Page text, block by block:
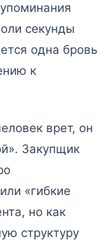
секунды
одна бровь
к
врет, он
Закупщик
«гибкие
но как
структуру